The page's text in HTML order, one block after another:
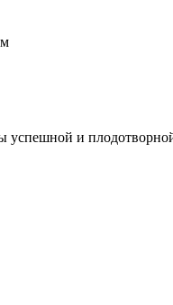
успешной и